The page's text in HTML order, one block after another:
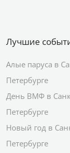
Лучшие
Алые паруса в
Петербурге
День ВМФ в
Петербурге
Новый год в
Петербурге